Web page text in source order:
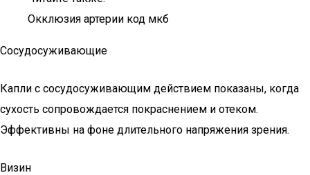
Окклюзия артерии код мкб
Сосудосуживающие
Капли с сосудосуживающим действием показаны, когда
сухость сопровождается покраснением и отеком.
Эффективны на фоне длительного напряжения зрения.
Визин